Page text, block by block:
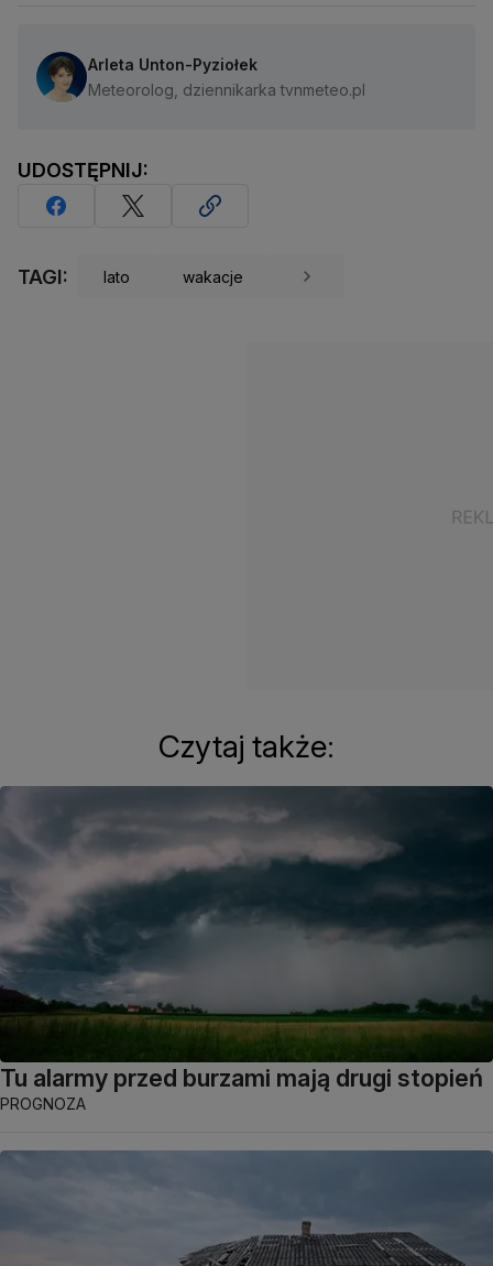
Arleta Unton-Pyziołek
Meteorolog, dziennikarka tvnmeteo.pl
UDOSTĘPNIJ:
TAGI: lato wakacje
Czytaj także:
Tu alarmy przed burzami mają drugi stopień
PROGNOZA